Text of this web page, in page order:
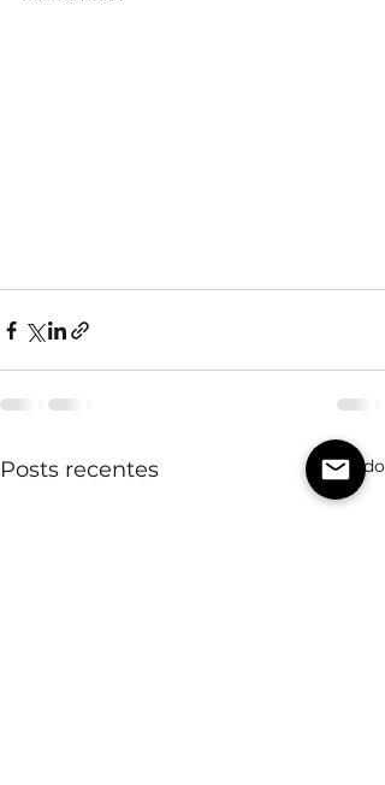
Posts recentes Ver tudo